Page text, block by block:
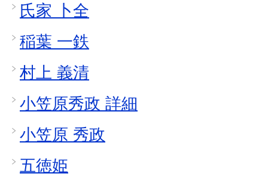
氏家 卜全
稲葉 一鉄
村上 義清
小笠原秀政 詳細
小笠原 秀政
五徳姫